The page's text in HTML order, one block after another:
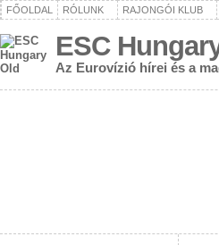
FŐOLDAL RÓLUNK RAJONGÓI KLUB
ESC
Az Eurovízió hírei és a